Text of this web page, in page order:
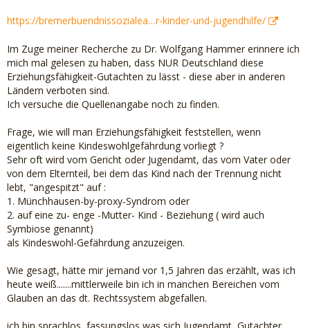
https://bremerbuendnissozialea…r-kinder-und-jugendhilfe/
Im Zuge meiner Recherche zu Dr. Wolfgang Hammer erinnere ich
mich mal gelesen zu haben, dass NUR Deutschland diese
Erziehungsfähigkeit-Gutachten zu lässt - diese aber in anderen
Ländern verboten sind.
Ich versuche die Quellenangabe noch zu finden.
Frage, wie will man Erziehungsfähigkeit feststellen, wenn
eigentlich keine Kindeswohlgefährdung vorliegt ?
Sehr oft wird vom Gericht oder Jugendamt, das vom Vater oder
von dem Elternteil, bei dem das Kind nach der Trennung nicht
lebt, "angespitzt" auf :
1. Münchhausen-by-proxy-Syndrom oder
2. auf eine zu- enge -Mutter- Kind - Beziehung ( wird auch
Symbiose genannt)
als Kindeswohl-Gefährdung anzuzeigen.
Wie gesagt, hätte mir jemand vor 1,5 Jahren das erzählt, was ich
heute weiß.......mittlerweile bin ich in manchen Bereichen vom
Glauben an das dt. Rechtssystem abgefallen.